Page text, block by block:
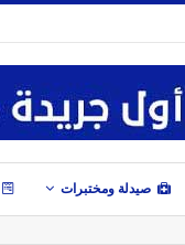
صيدلة ومختبرات